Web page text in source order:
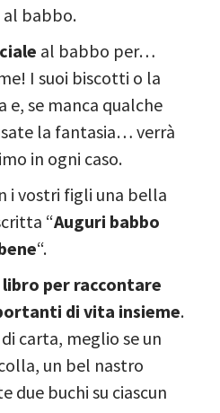
al babbo.
al babbo per…
I suoi biscotti o la
se manca qualche
la fantasia… verrà
in ogni caso.
i vostri figli una bella
“Auguri babbo
“.
libro per raccontare
di vita insieme.
carta, meglio se un
un bel nastro
due buchi su ciascun